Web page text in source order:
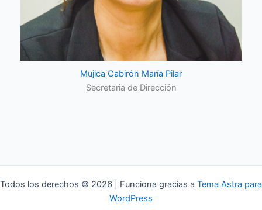
Mujica Cabirón María Pilar
Secretaria de Dirección
Todos los derechos © 2026 | Funciona gracias a Tema Astra para
WordPress